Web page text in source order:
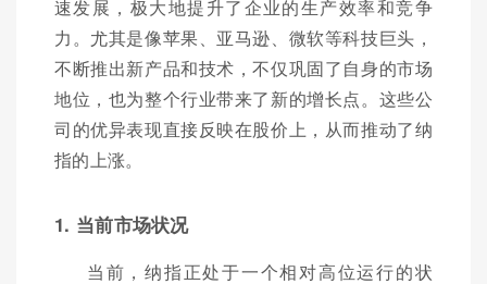
速发展，极大地提升了企业的生产效率和竞争
力。尤其是像苹果、亚马逊、微软等科技巨头，
不断推出新产品和技术，不仅巩固了自身的市场
地位，也为整个行业带来了新的增长点。这些公
司的优异表现直接反映在股价上，从而推动了纳
指的上涨。
1. 当前市场状况
当前，纳指正处于一个相对高位运行的状